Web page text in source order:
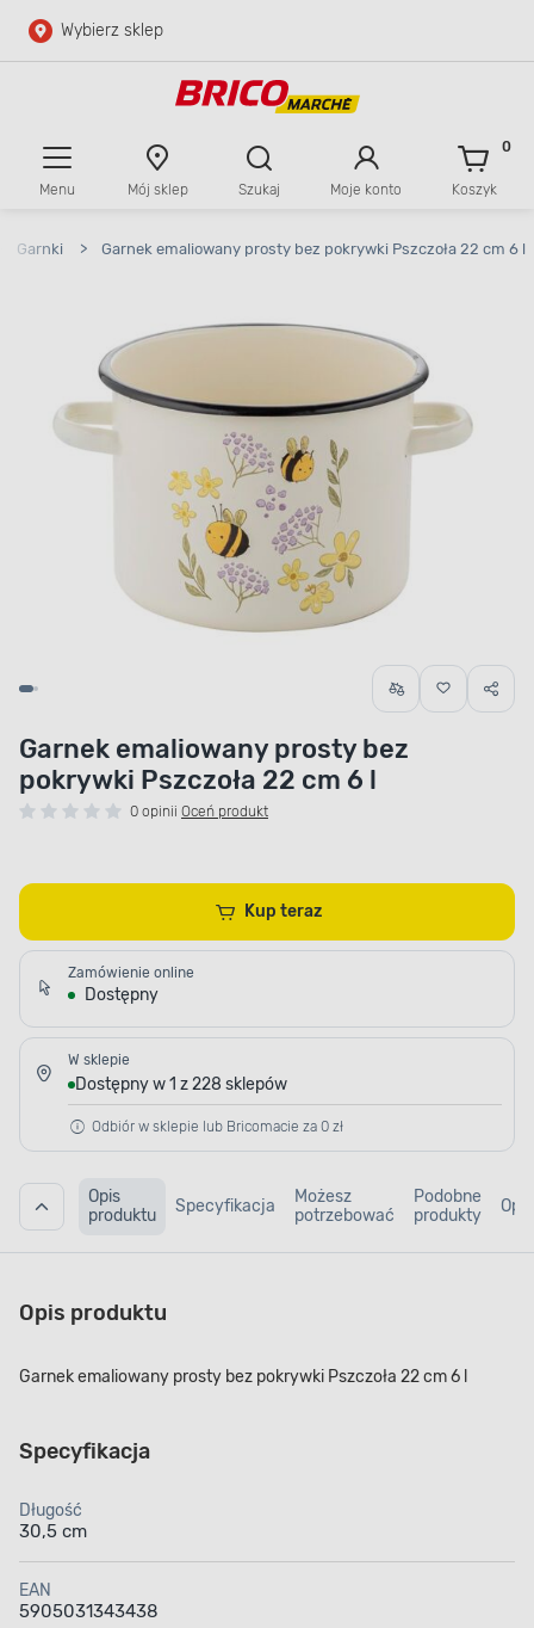
Przejdź do głównej zawartości
Wybierz sklep
Menu Mój sklep Szukaj Moje konto Koszyk
0
Garnki > Garnek emaliowany prosty bez pokrywki Pszczoła 22 cm 6 l
Garnek emaliowany prosty bez
pokrywki Pszczoła 22 cm 6 l
0 opinii Oceń produkt
Kup teraz
Zamówienie online
Dostępny
W sklepie
Dostępny w 1 z 228 sklepów
Odbiór w sklepie lub Bricomacie za 0 zł
Opis
produktu
Specyfikacja
Możesz
potrzebować
Podobne
produkty
Opis produktu
Garnek emaliowany prosty bez pokrywki Pszczoła 22 cm 6 l
Specyfikacja
Długość
30,5 cm
EAN
5905031343438